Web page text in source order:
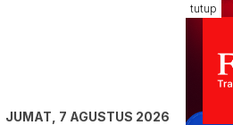
tutup
JUMAT, 7 AGUSTUS 2026